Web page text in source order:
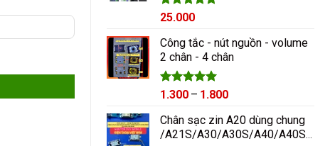
Được xếp
5 sao
25.000
Công tắc - nút nguồn - volume
2 chân - 4 chân
Được xếp
5 sao
1.300 – 1.800Khoảng
từ
1.300₫
Chân sạc zin A20 dùng chung
/A21S/A30/A30S/A40/A40S/A50/A60/A70/M10/M20